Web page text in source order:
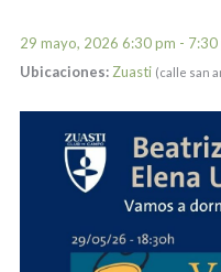
29 mayo, 2026 6:30 pm - 7:30
Ubicaciones: Zuasti (calle san